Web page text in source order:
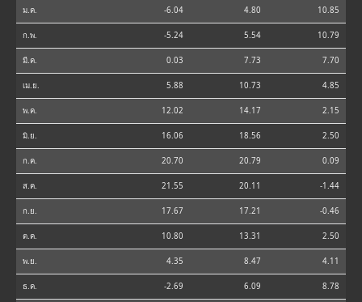
ม.ค. -6.04 4.80 10.85
ก.พ. -5.24 5.54 10.79
มี.ค. 0.03 7.73 7.70
เม.ย. 5.88 10.73 4.85
พ.ค. 12.02 14.17 2.15
มิ.ย. 16.06 18.56 2.50
ก.ค. 20.70 20.79 0.09
ส.ค. 21.55 20.11 -1.44
ก.ย. 17.67 17.21 -0.46
ต.ค. 10.80 13.31 2.50
พ.ย. 4.35 8.47 4.11
ธ.ค. -2.69 6.09 8.78